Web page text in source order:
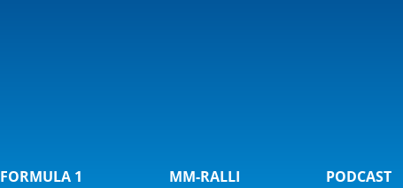
FORMULA 1 MM-RALLI PODCAST